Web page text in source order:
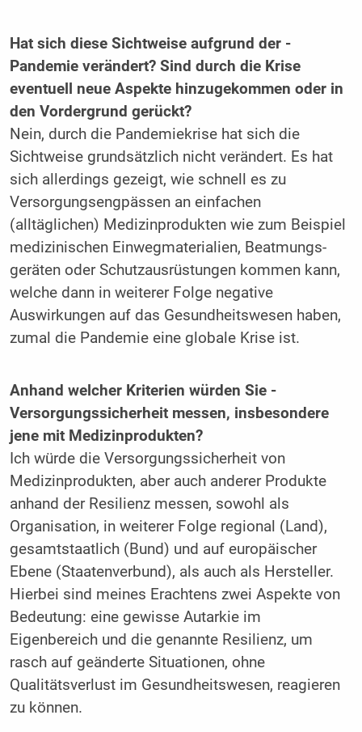
Hat sich diese Sichtweise aufgrund der ­
Pandemie verändert? Sind durch die Krise
eventuell neue Aspekte hinzugekommen oder in
den Vordergrund gerückt?
Nein, durch die Pandemiekrise hat sich die
Sichtweise grundsätzlich nicht verändert. Es hat
sich allerdings gezeigt, wie schnell es zu
Versorgungsengpässen an einfachen
(alltäglichen) Medizinprodukten wie zum Beispiel
medizinischen Einwegmaterialien, Beatmungs­
geräten oder Schutzausrüstungen kommen kann,
welche dann in weiterer Folge negative
Auswirkungen auf das Gesundheitswesen haben,
zumal die Pandemie eine globale Krise ist.
Anhand welcher Kriterien würden Sie ­
Versorgungssicherheit messen, insbesondere
jene mit Medizinprodukten?
Ich würde die Versorgungssicherheit von
Medizinprodukten, aber auch anderer Produkte
anhand der Resilienz messen, sowohl als
Organisation, in weiterer Folge regional (Land),
gesamtstaatlich (Bund) und auf europäischer
Ebene (Staatenverbund), als auch als Hersteller.
Hierbei sind meines Erachtens zwei Aspekte von
Bedeutung: eine gewisse Autarkie im
Eigenbereich und die genannte Resilienz, um
rasch auf geänderte Situationen, ohne
Qualitätsverlust im Gesundheitswesen, reagieren
zu können.